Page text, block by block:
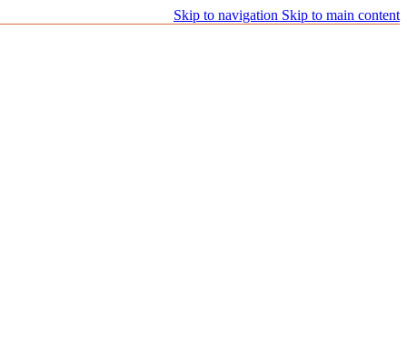
Skip to navigation Skip to main content